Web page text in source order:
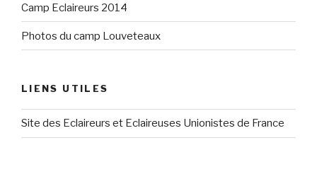
Camp Eclaireurs 2014
Photos du camp Louveteaux
LIENS UTILES
Site des Eclaireurs et Eclaireuses Unionistes de France